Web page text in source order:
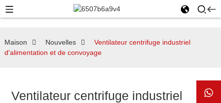
Maison Nouvelles
Ventilateur centrifuge industriel
d'alimentation et de convoyage
Ventilateur centrifuge industriel